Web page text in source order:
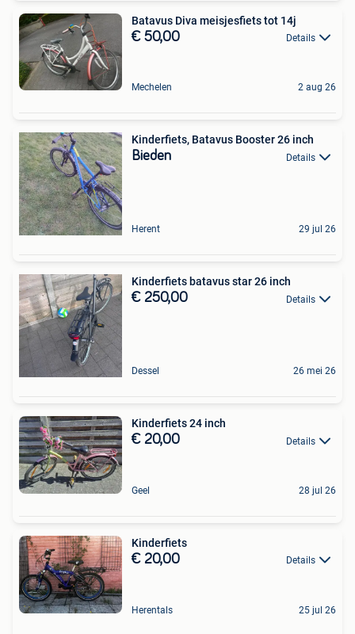
Batavus Diva meisjesfiets tot 14j
€ 50,00 Details
Mechelen 2 aug 26
Kinderfiets, Batavus Booster 26 inch
Bieden Details
Herent 29 jul 26
Kinderfiets batavus star 26 inch
€ 250,00 Details
Dessel 26 mei 26
Kinderfiets 24 inch
€ 20,00 Details
Geel 28 jul 26
Kinderfiets
€ 20,00 Details
Herentals 25 jul 26